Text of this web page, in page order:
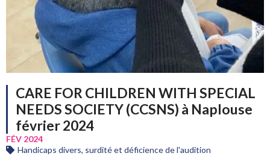
CARE FOR CHILDREN WITH SPECIAL
NEEDS SOCIETY (CCSNS) à Naplouse
février 2024
FÉV 2024
Handicaps divers, surdité et déficience de l'audition